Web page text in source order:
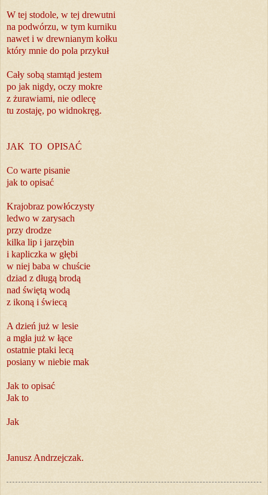
W tej stodole, w tej drewutni
na podwórzu, w tym kurniku
nawet i w drewnianym kołku
który mnie do pola przykuł
Cały sobą stamtąd jestem
po jak nigdy, oczy mokre
z żurawiami, nie odlecę
tu zostaję, po widnokręg.
JAK TO OPISAĆ
Co warte pisanie
jak to opisać
Krajobraz powłóczysty
ledwo w zarysach
przy drodze
kilka lip i jarzębin
i kapliczka w głębi
w niej baba w chuście
dziad z długą brodą
nad świętą wodą
z ikoną i świecą
A dzień już w lesie
a mgła już w łące
ostatnie ptaki lecą
posiany w niebie mak
Jak to opisać
Jak to
Jak
Janusz Andrzejczak.